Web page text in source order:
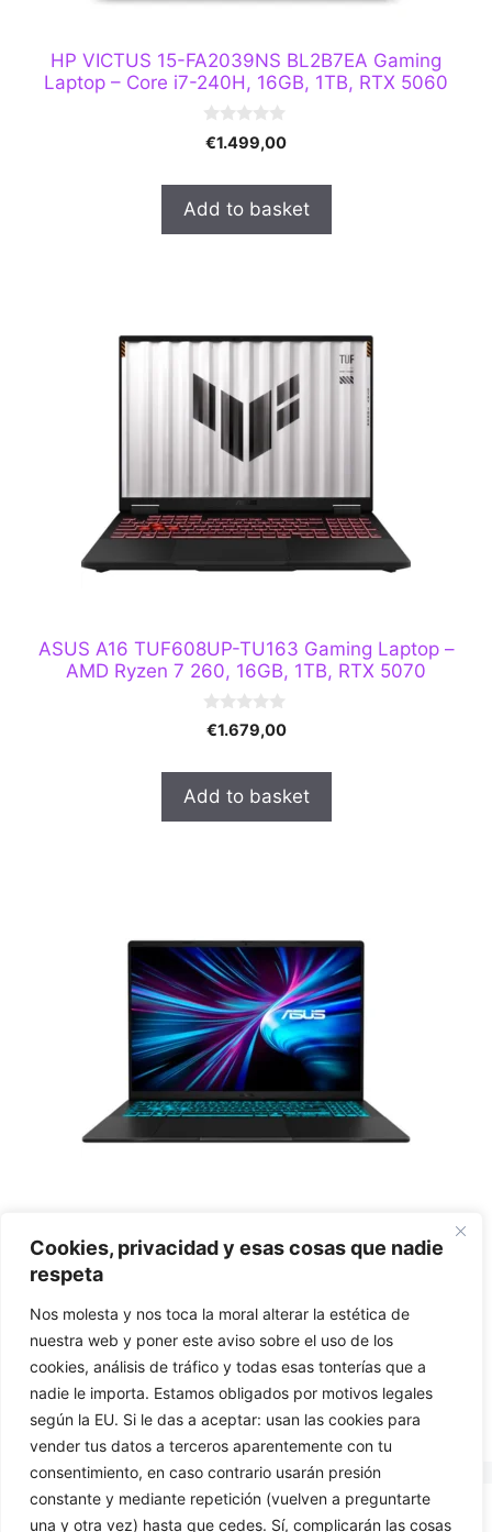
Cookies, privacidad y esas cosas que nadie
respeta
Nos molesta y nos toca la moral alterar la estética de
nuestra web y poner este aviso sobre el uso de los
cookies, análisis de tráfico y todas esas tonterías que a
nadie le importa. Estamos obligados por motivos legales
según la EU. Si le das a aceptar: usan las cookies para
vender tus datos a terceros aparentemente con tu
consentimiento, en caso contrario usarán presión
constante y mediante repetición (vuelven a preguntarte
una y otra vez) hasta que cedes. Sí, complicarán las cosas
HP VICTUS 15-FA2039NS BL2B7EA Gaming
Laptop – Core i7-240H, 16GB, 1TB, RTX 5060
0
o
t
o
f
€1.499,00
Add to basket
ASUS A16 TUF608UP-TU163 Gaming Laptop –
AMD Ryzen 7 260, 16GB, 1TB, RTX 5070
0
o
t
o
f
€1.679,00
Add to basket
ASUS V16 V3607VP-RP011 Gaming Laptop –
Intel Core i7-240H, 32GB, 1TB, RTX 5070
0
u
o
f
5
€ 1.779,00
Add to basket